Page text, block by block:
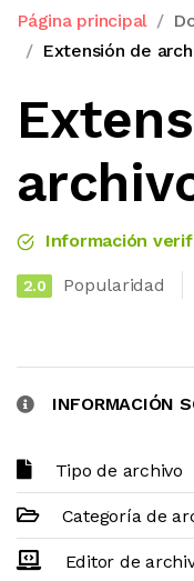
Página principal
Extensión de
Información
2.0 Popularidad
INFORMACIÓN
Tipo de archivo
Categoría de
Editor de